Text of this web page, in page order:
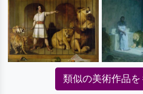
類似の美術作品